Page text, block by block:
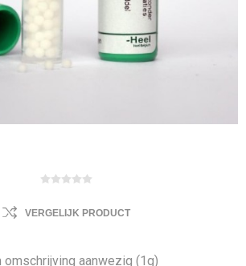
VERGELIJK PRODUCT
omschrijving aanwezig (1g)